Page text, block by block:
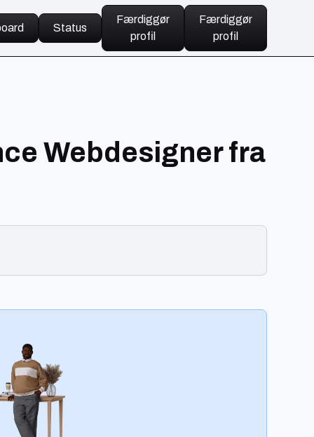
Status
Færdiggør
profil
Færdiggør
profil
Webdesigner fra